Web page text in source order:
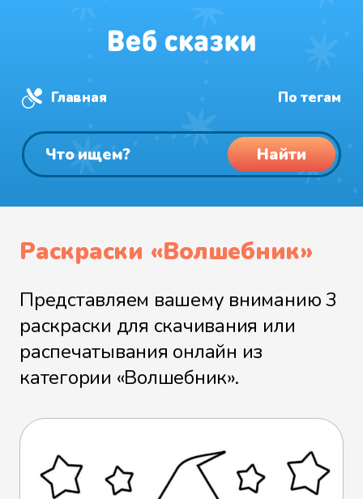
Главная По тегам
Найти
Раскраски «Волшебник»
Представляем вашему вниманию 3
раскраски для скачивания или
распечатывания онлайн из
категории «Волшебник».